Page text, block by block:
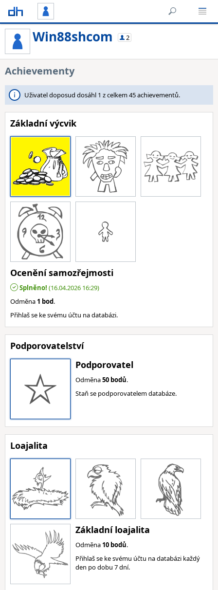
Win88shcom 2
Achievementy
Uživatel doposud dosáhl 1 z celkem 45 achievementů.
Základní výcvik
Ocenění samozřejmosti
Splněno! (16.04.2026 16:29)
Odměna 1 bod.
Přihlaš se ke svému účtu na databázi.
Podporovatelství
Podporovatel
Odměna50 bodů.
Staň se podporovatelem databáze.
Loajalita
Základní loajalita
Odměna 10 bodů.
Přihlaš se ke svému účtu na databázi každý
den po dobu 7 dní.